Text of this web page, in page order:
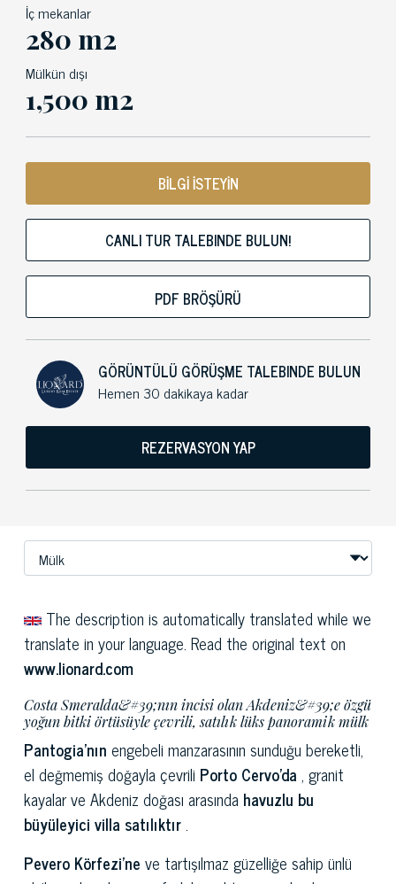
İç mekanlar
280 m2
Mülkün dışı
1,500 m2
BİLGİ İSTEYİN
CANLI TUR TALEBINDE BULUN!
PDF BRÖŞÜRÜ
GÖRÜNTÜLÜ GÖRÜŞME TALEBINDE BULUN
Hemen 30 dakikaya kadar
REZERVASYON YAP
The description is automatically translated while we
translate in your language. Read the original text on
www.lionard.com
Costa Smeralda&#39;nın incisi olan Akdeniz&#39;e özgü
yoğun bitki örtüsüyle çevrili, satılık lüks panoramik mülk
Pantogia'nın engebeli manzarasının sunduğu bereketli,
el değmemiş doğayla çevrili Porto Cervo'da , granit
kayalar ve Akdeniz doğası arasında havuzlu bu
büyüleyici villa satılıktır.
Pevero Körfezi'ne ve tartışılmaz güzelliğe sahip ünlü